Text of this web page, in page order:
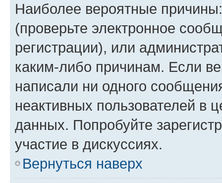
Наиболее вероятные
(проверьте электронное
регистрации), или
каким-либо причинам. Если
написали ни одного
неактивных пользователей в
данных. Попробуйте
участие в дискуссиях.
Вернуться наверх